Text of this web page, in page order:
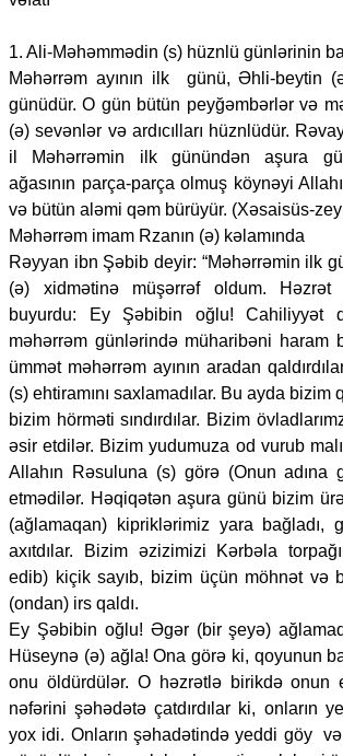
1. Ali-Məhəmmədin (s) hüznlü günlərinin
Məhərrəm ayının ilk günü, Əhli-beytin
günüdür. O gün bütün peyğəmbərlər və
(ə) sevənlər və ardıcılları hüznlüdür.
il Məhərrəmin ilk günündən aşura
ağasının parça-parça olmuş köynəyi
və bütün aləmi qəm bürüyür. (Xəsaisüs-
Məhərrəm imam Rzanın (ə) kəlamında
Rəyyan ibn Şəbib deyir: “Məhərrəmin ilk
(ə) xidmətinə müşərrəf oldum.
buyurdu: Ey Şəbibin oğlu! Cahiliyyət
məhərrəm günlərində müharibəni haram
ümmət məhərrəm ayının aradan
(s) ehtiramını saxlamadılar. Bu ayda bizim
bizim hörməti sındırdılar. Bizim
əsir etdilər. Bizim yudumuza od vurub
Allahın Rəsuluna (s) görə (Onun adına
etmədilər. Həqiqətən aşura günü bizim
(ağlamaqan) kipriklərimiz yara bağladı,
axıtdılar. Bizim əzizimizi Kərbəla
edib) kiçik sayıb, bizim üçün möhnət və
(ondan) irs qaldı.
Ey Şəbibin oğlu! Əgər (bir şeyə)
Hüseynə (ə) ağla! Ona görə ki, qoyunun
onu öldürdülər. O həzrətlə birikdə onun
nəfərini şəhədətə çatdırdılar ki, onların
yox idi. Onların şəhadətində yeddi göy və